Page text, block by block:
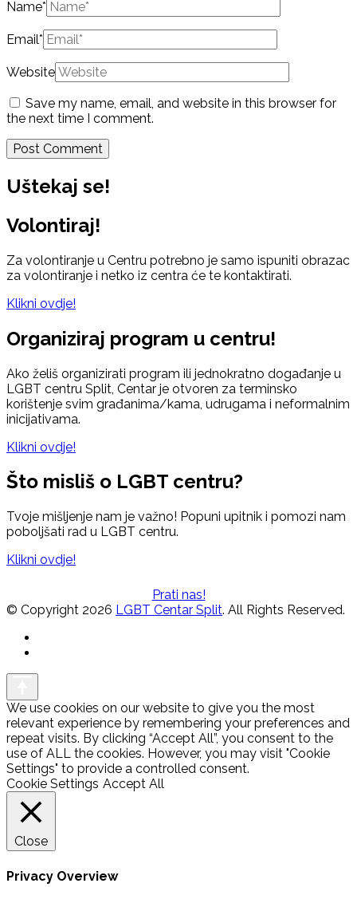
Name*
Email*
Website
Save my name, email, and website in this browser for
the next time I comment.
Uštekaj se!
Volontiraj!
Za volontiranje u Centru potrebno je samo ispuniti obrazac
za volontiranje i netko iz centra će te kontaktirati.
Klikni ovdje!
Organiziraj program u centru!
Ako želiš organizirati program ili jednokratno događanje u
LGBT centru Split, Centar je otvoren za terminsko
korištenje svim građanima/kama, udrugama i neformalnim
inicijativama.
Klikni ovdje!
Što misliš o LGBT centru?
Tvoje mišljenje nam je važno! Popuni upitnik i pomozi nam
poboljšati rad u LGBT centru.
Klikni ovdje!
Prati nas!
© Copyright 2026 LGBT Centar Split. All Rights Reserved.
We use cookies on our website to give you the most
relevant experience by remembering your preferences and
repeat visits. By clicking “Accept All”, you consent to the
use of ALL the cookies. However, you may visit "Cookie
Settings" to provide a controlled consent.
Cookie Settings Accept All
Close
Privacy Overview